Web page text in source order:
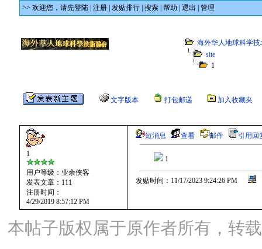
>> 欢迎您， 请先登陆| 注册| 发贴排行| 搜索| 帮助 退出 管理
海外华人地球科学技
site
1
文字版本 打包邮递 加入收藏夹
1
用户等级：业余侠客
发表文章：111
注册时间：
4/29/2019 8:57:12 PM
短消息 查看 邮件 引用回
1
发贴时间：11/17/2023 9:24:26 PM
本帖子版权属于原作者所有，转